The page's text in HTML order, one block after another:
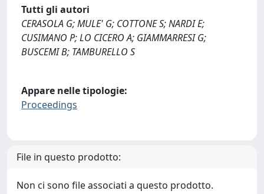
Tutti gli autori
CERASOLA G; MULE' G; COTTONE S; NARDI E;
CUSIMANO P; LO CICERO A; GIAMMARRESI G;
BUSCEMI B; TAMBURELLO S
Appare nelle tipologie:
Proceedings
File in questo prodotto:
Non ci sono file associati a questo prodotto.